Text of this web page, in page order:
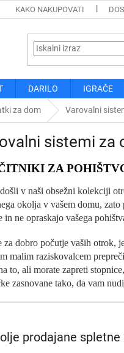
KAKO NAKUPOVATI
DARILO IGRAČE
za dom Varovalni
sistemi za
ZA
v naši obsežni kolekciji
okolja v vašem domu,
in ne opraskajo vašega
za dobro počutje vaših otrok,
malim raziskovalcem
to, ali morate zapreti
zasnovane tako, da vam
prodajane spletne